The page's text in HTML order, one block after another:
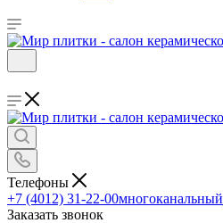
Телефоны
+7 (4012) 31-22-00многоканальный
Заказать звонок